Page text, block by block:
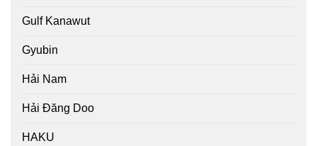
Gulf Kanawut
Gyubin
Hải Nam
Hải Đăng Doo
HAKU